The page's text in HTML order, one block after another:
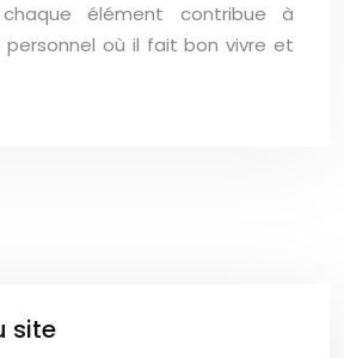
chaque élément contribue à
où il fait bon vivre et
site